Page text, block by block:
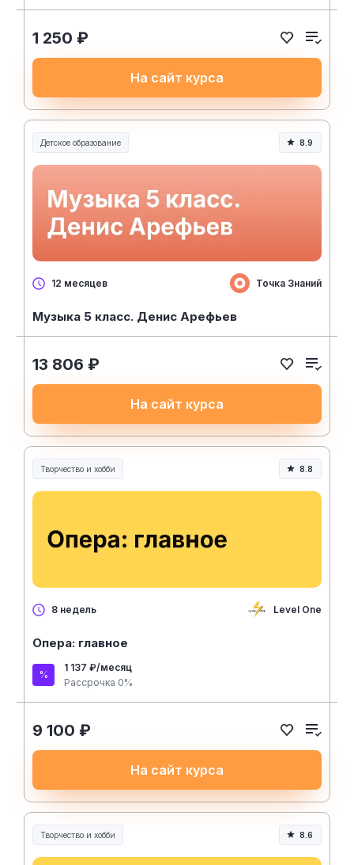
1 250 ₽
На сайт курса
Детское образование 8.9
12 месяцев Точка Знаний
Музыка 5 класс. Денис Арефьев
13 806 ₽
На сайт курса
Творчество и хобби
Творчество, контент и хобби
8.8
8 недель Level One
Опера: главное
1 137 ₽/месяц
Рассрочка 0%
9 100 ₽
На сайт курса
Творчество и хобби
Творчество, контент и хобби
8.6